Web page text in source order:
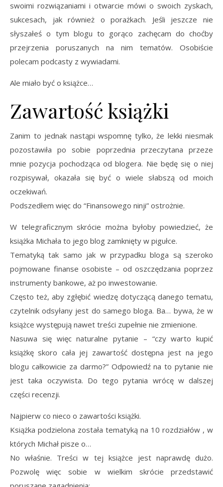
swoimi rozwiązaniami i otwarcie mówi o swoich zyskach,
sukcesach, jak również o porażkach. Jeśli jeszcze nie
słyszałeś o tym blogu to gorąco zachęcam do choćby
przejrzenia poruszanych na nim tematów. Osobiście
polecam podcasty z wywiadami.
Ale miało być o książce…
Zawartość książki
Zanim to jednak nastąpi wspomnę tylko, że lekki niesmak
pozostawiła po sobie poprzednia przeczytana przeze
mnie pozycja pochodząca od blogera. Nie będę się o niej
rozpisywał, okazała się być o wiele słabszą od moich
oczekiwań.
Podszedłem więc do “Finansowego ninji” ostrożnie.
W telegraficznym skrócie można byłoby powiedzieć, że
książka Michała to jego blog zamknięty w pigułce.
Tematyką tak samo jak w przypadku bloga są szeroko
pojmowane finanse osobiste – od oszczędzania poprzez
instrumenty bankowe, aż po inwestowanie.
Często też, aby zgłębić wiedzę dotyczącą danego tematu,
czytelnik odsyłany jest do samego bloga. Ba… bywa, że w
książce występują nawet treści zupełnie nie zmienione.
Nasuwa się więc naturalne pytanie – “czy warto kupić
książkę skoro cała jej zawartość dostępna jest na jego
blogu całkowicie za darmo?” Odpowiedź na to pytanie nie
jest taka oczywista. Do tego pytania wrócę w dalszej
części recenzji.
Najpierw co nieco o zawartości książki.
Książka podzielona została tematyką na 10 rozdziałów , w
których Michał pisze o…
No właśnie. Treści w tej książce jest naprawdę dużo.
Pozwolę więc sobie w wielkim skrócie przedstawić